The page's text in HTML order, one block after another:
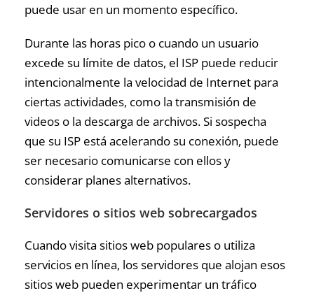
puede usar en un momento específico.
Durante las horas pico o cuando un usuario
excede su límite de datos, el ISP puede reducir
intencionalmente la velocidad de Internet para
ciertas actividades, como la transmisión de
videos o la descarga de archivos. Si sospecha
que su ISP está acelerando su conexión, puede
ser necesario comunicarse con ellos y
considerar planes alternativos.
Servidores o sitios web sobrecargados
Cuando visita sitios web populares o utiliza
servicios en línea, los servidores que alojan esos
sitios web pueden experimentar un tráfico